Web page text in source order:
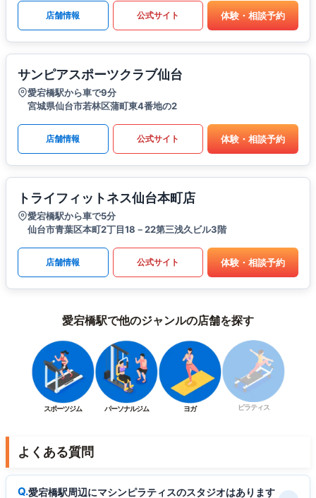
店舗情報 公式サイト 体験・相談予約
サンピアスポーツクラブ仙台
愛宕橋駅から車で9分
宮城県仙台市若林区蒲町東4番地の2
店舗情報 公式サイト 体験・相談予約
トライフィットネス仙台本町店
愛宕橋駅から車で5分
仙台市青葉区本町2丁目18－22第三浅久ビル3階
店舗情報 公式サイト 体験・相談予約
愛宕橋駅で他のジャンルの店舗を探す
スポーツジム パーソナルジム ヨガ ピラティス
よくある質問
愛宕橋駅周辺にマシンピラティスのスタジオはあります